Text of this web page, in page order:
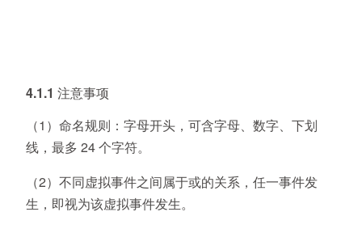
4.1.1 注意事项
（1）命名规则：字母开头，可含字母、数字、下划
线，最多 24 个字符。
（2）不同虚拟事件之间属于或的关系，任一事件发
生，即视为该虚拟事件发生。